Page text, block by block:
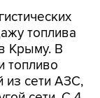
топлива
Крыму. В
топливо
из сети АЗС,